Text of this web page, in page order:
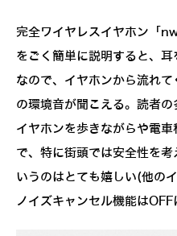
完全ワイヤレスイヤホン「
をごく簡単に説明すると、
なので、イヤホンから流れ
の環境音が聞こえる。読者
イヤホンを歩きながらや電
で、特に街頭では安全性を
いうのはとても嬉しい(他の
ノイズキャンセル機能はOFF